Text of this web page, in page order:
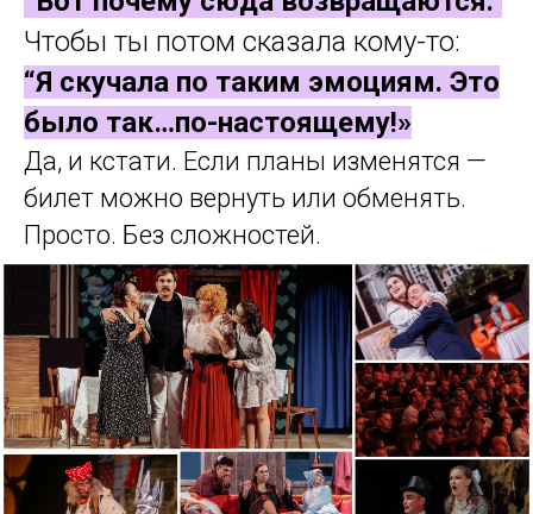
Чтобы ты потом сказала кому-то:
“Я скучала по таким эмоциям. Это
было так…по-настоящему!»
Да, и кстати. Если планы изменятся —
билет можно вернуть или обменять.
Просто. Без сложностей.